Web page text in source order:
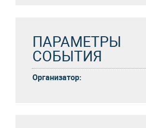
ПАРАМЕТРЫ
СОБЫТИЯ
Организатор: